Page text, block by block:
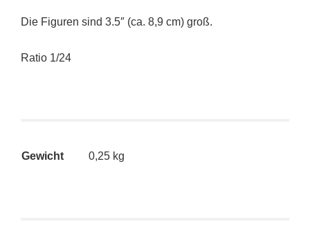
Die Figuren sind 3.5″ (ca. 8,9 cm) groß.
Ratio 1/24
Gewicht 0,25 kg